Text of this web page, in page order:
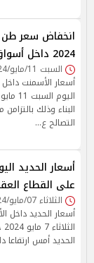
2024 داخل أسواق البناء
السبت 11/مايو/2024 - 02:19 م
أسعار الأسمنت
البناء وذلك
التصالح ع…
على القطاع
الثلاثاء 07/مايو/2024 - 10:24 ص
أسعار الحديد داخل
الحديد أمس